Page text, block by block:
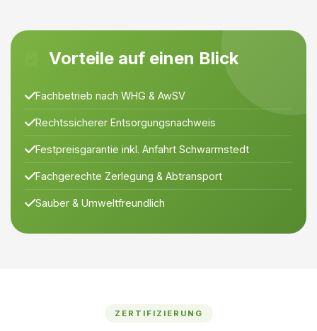
Vorteile auf einen Blick
Fachbetrieb nach WHG & AwSV
Rechtssicherer Entsorgungsnachweis
Festpreisgarantie inkl. Anfahrt Schwarmstedt
Fachgerechte Zerlegung & Abtransport
Sauber & Umweltfreundlich
ZERTIFIZIERUNG